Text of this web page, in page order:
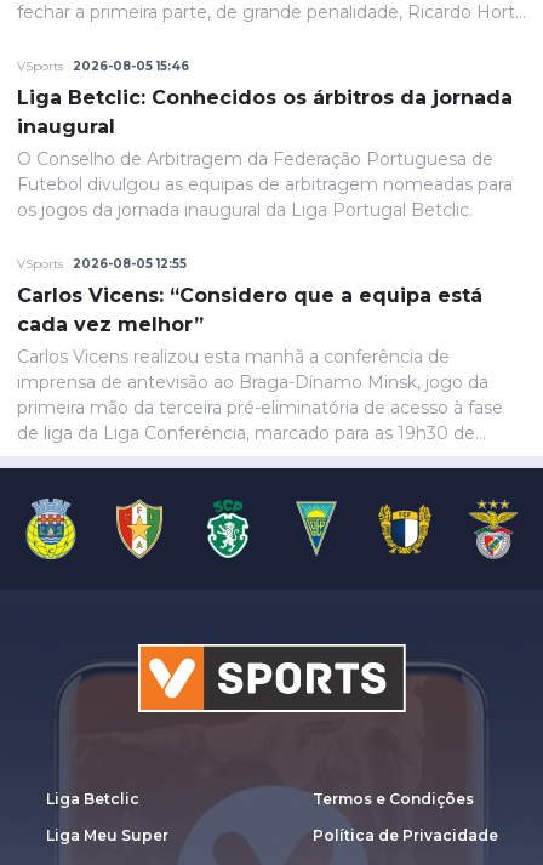
fechar a primeira parte, de grande penalidade, Ricardo Horta
e até final o resultado permaneceria inalterado.
VSports 2026-08-05 15:46
Liga Betclic: Conhecidos os árbitros da jornada
inaugural
O Conselho de Arbitragem da Federação Portuguesa de
Futebol divulgou as equipas de arbitragem nomeadas para
os jogos da jornada inaugural da Liga Portugal Betclic.
VSports 2026-08-05 12:55
Carlos Vicens: “Considero que a equipa está
cada vez melhor”
Carlos Vicens realizou esta manhã a conferência de
imprensa de antevisão ao Braga-Dínamo Minsk, jogo da
primeira mão da terceira pré-eliminatória de acesso à fase
de liga da Liga Conferência, marcado para as 19h30 de
Liga Betclic
Liga Meu Super
Termos e Condições
Política de Privacidade